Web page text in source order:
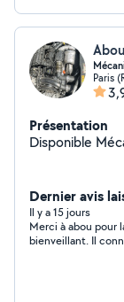
Paris
Présentation
Dernier avis
Il y a 15 jours
Merci à abou pour
bienveillant. Il